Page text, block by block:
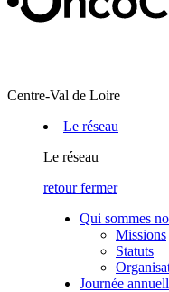
Centre-Val de Loire
Le réseau
Le réseau
retour fermer
Qui sommes
Missions
Statuts
Journée